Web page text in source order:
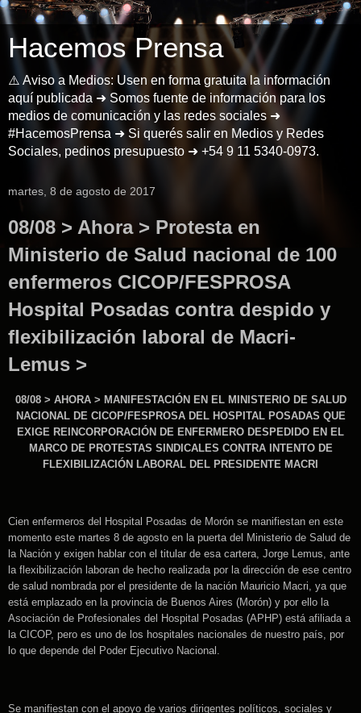
Hacemos Prensa
⚠️ Aviso a Medios: Usen en forma gratuita la información
aquí publicada ➜ Somos fuente de información para los
medios de comunicación y las redes sociales ➜
#HacemosPrensa ➜ Si querés salir en Medios y Redes
Sociales, pedinos presupuesto ➜ +54 9 11 5340-0973.
martes, 8 de agosto de 2017
08/08 > Ahora > Protesta en
Ministerio de Salud nacional de 100
enfermeros CICOP/FESPROSA
Hospital Posadas contra despido y
flexibilización laboral de Macri-
Lemus >
08/08 > AHORA > MANIFESTACIÓN EN EL MINISTERIO DE SALUD
NACIONAL DE CICOP/FESPROSA DEL HOSPITAL POSADAS QUE
EXIGE REINCORPORACIÓN DE ENFERMERO DESPEDIDO EN EL
MARCO DE PROTESTAS SINDICALES CONTRA INTENTO DE
FLEXIBILIZACIÓN LABORAL DEL PRESIDENTE MACRI
Cien enfermeros del Hospital Posadas de Morón se manifiestan en este
momento este martes 8 de agosto en la puerta del Ministerio de Salud de
la Nación y exigen hablar con el titular de esa cartera, Jorge Lemus, ante
la flexibilización laboran de hecho realizada por la dirección de ese centro
de salud nombrada por el presidente de la nación Mauricio Macri, ya que
está emplazado en la provincia de Buenos Aires (Morón) y por ello la
Asociación de Profesionales del Hospital Posadas (APHP) está afiliada a
la CICOP, pero es uno de los hospitales nacionales de nuestro país, por
lo que depende del Poder Ejecutivo Nacional.
Se manifiestan con el apoyo de varios dirigentes políticos, sociales y